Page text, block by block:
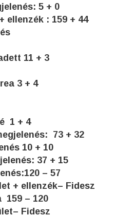
5 + 0
ellenzék : 159 + 44
11 + 3
3 + 4
1 + 4
73 + 32
10 + 10
37 + 15
– 57
+ ellenzék– Fidesz
159 – 120
Fidesz